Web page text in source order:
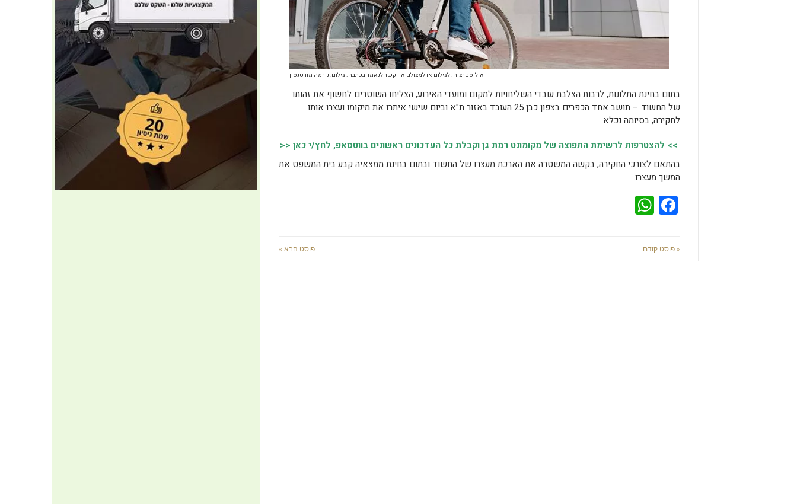
אילוסטרציה. לצילום או למצולם אין קשר לנאמר בכתבה. צילום: נורמה מורטנסון
בתום בחינת התלונות, לרבות הצלבת עובדי השליחויות למקום ומועדי האירוע, הצליחו השוטרים לחשוף את זהותו
של החשוד – תושב אחד הכפרים בצפון כבן 25 העובד באזור ת"א וביום שישי איתרו את מיקומו ועצרו אותו
לחקירה, בסיומה נכלא.
>> להצטרפות לרשימת התפוצה של מקומונט רמת גן וקבלת כל העדכונים ראשונים בווטסאפ, לחץ/י כאן <<
בהתאם לצורכי החקירה, בקשה המשטרה את הארכת מעצרו של החשוד ובתום בחינת ממצאיה קבע בית המשפט את
המשך מעצרו.
Facebook
« פוסט קודם פוסט הבא »